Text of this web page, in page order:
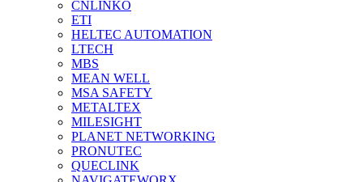
CNLINKO
ETI
HELTEC AUTOMATION
LTECH
MBS
MEAN WELL
MSA SAFETY
METALTEX
MILESIGHT
PLANET NETWORKING
PRONUTEC
QUECLINK